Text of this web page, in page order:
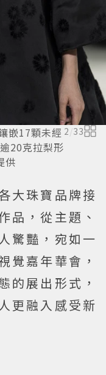
嵌17顆未經
20克拉梨形
供
2 /33
大珠寶品牌接
品，從主題、
驚豔，宛如一
覺嘉年華會，
的展出形式，
更融入感受新